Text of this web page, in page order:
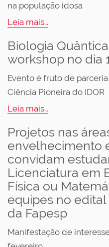
na população idosa
Leia mais…
Biologia
workshop no dia
Evento é fruto de
Ciência Pioneira do IDOR
Leia mais…
Projetos nas
envelhecimento
convidam
Licenciatura em
Física ou
equipes no edital
da Fapesp
Manifestação de